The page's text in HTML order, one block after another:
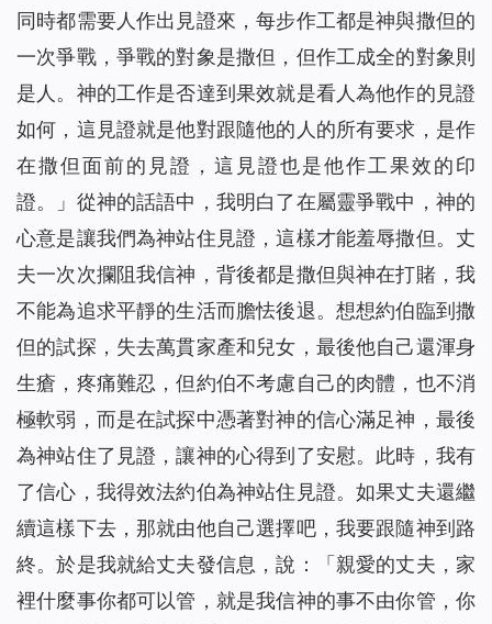
同時都需要人作出見證來，每步作工都是神與撒但的
一次爭戰，爭戰的對象是撒但，但作工成全的對象則
是人。神的工作是否達到果效就是看人為他作的見證
如何，這見證就是他對跟隨他的人的所有要求，是作
在撒但面前的見證，這見證也是他作工果效的印
證。
」從神的話語中，我明白了在屬靈爭戰中，神的
心意是讓我們為神站住見證，這樣才能羞辱撒但。丈
夫一次次攔阻我信神，背後都是撒但與神在打賭，我
不能為追求平靜的生活而膽怯後退。想想約伯臨到撒
但的試探，失去萬貫家產和兒女，最後他自己還渾身
生瘡，疼痛難忍，但約伯不考慮自己的肉體，也不消
極軟弱，而是在試探中憑著對神的信心滿足神，最後
為神站住了見證，讓神的心得到了安慰。此時，我有
了信心，我得效法約伯為神站住見證。如果丈夫還繼
續這樣下去，那就由他自己選擇吧，我要跟隨神到路
終。於是我就給丈夫發信息，說：「親愛的丈夫，家
裡什麼事你都可以管，就是我信神的事不由你管，你